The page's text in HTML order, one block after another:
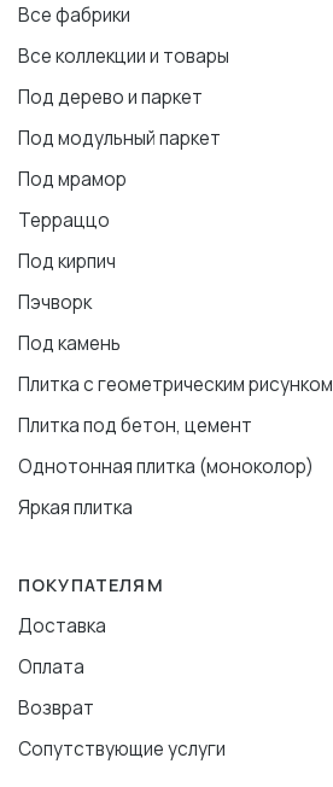
Все фабрики
Все коллекции и товары
Под дерево и паркет
Под модульный паркет
Под мрамор
Терраццо
Под кирпич
Пэчворк
Под камень
Плитка с геометрическим рисунком
Плитка под бетон, цемент
Однотонная плитка (моноколор)
Яркая плитка
ПОКУПАТЕЛЯМ
Доставка
Оплата
Возврат
Сопутствующие услуги